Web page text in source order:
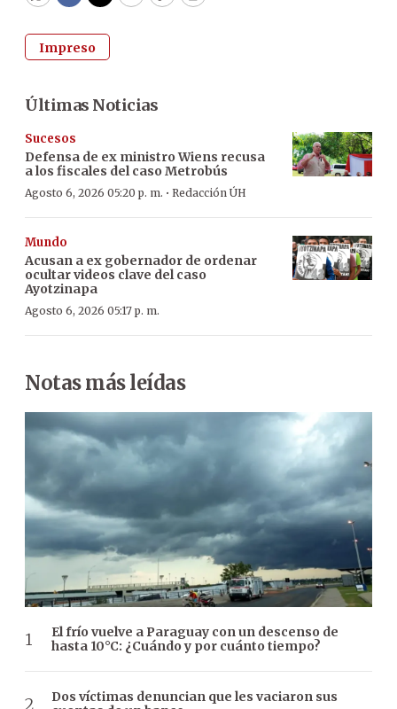
Impreso
Últimas Noticias
Sucesos
Defensa de ex ministro Wiens recusa
a los fiscales del caso Metrobús
Agosto 6, 2026 05:20 p. m. · Redacción ÚH
Mundo
Acusan a ex gobernador de ordenar
ocultar videos clave del caso
Ayotzinapa
Agosto 6, 2026 05:17 p. m.
Notas más leídas
El frío vuelve a Paraguay con un descenso de
hasta 10°C: ¿Cuándo y por cuánto tiempo?
Dos víctimas denuncian que les vaciaron sus